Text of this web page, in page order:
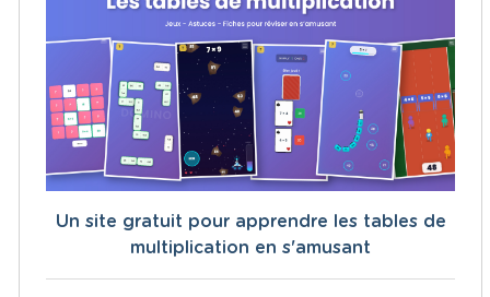
Un site gratuit pour apprendre les tables de
multiplication en s'amusant